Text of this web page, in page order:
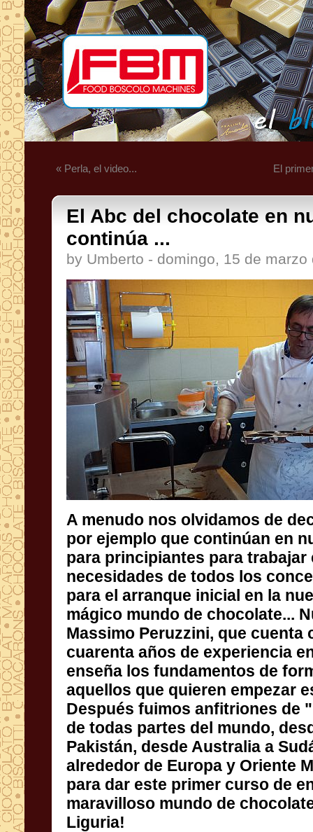
« Perla, el video... El
El Abc del chocolate en
continúa ...
by Umberto - domingo, 15 de marzo
A menudo nos olvidamos de
por ejemplo que continúan en
para principiantes para trabajar
necesidades de todos los
para el arranque inicial en la
mágico mundo de chocolate...
Massimo Peruzzini, que cuenta
cuarenta años de experiencia
enseña los fundamentos de
aquellos que quieren empezar
Después fuimos anfitriones de "
de todas partes del mundo,
Pakistán, desde Australia a
alrededor de Europa y Oriente
para dar este primer curso de
maravilloso mundo de
Liguria!